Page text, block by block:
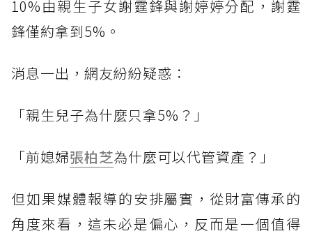
10%由親生子女謝霆鋒與謝婷婷分配，謝霆
鋒僅約拿到5%。
消息一出，網友紛紛疑惑：
「親生兒子為什麼只拿5%？」
「前媳婦張柏芝為什麼可以代管資產？」
但如果媒體報導的安排屬實，從財富傳承的
角度來看，這未必是偏心，反而是一個值得